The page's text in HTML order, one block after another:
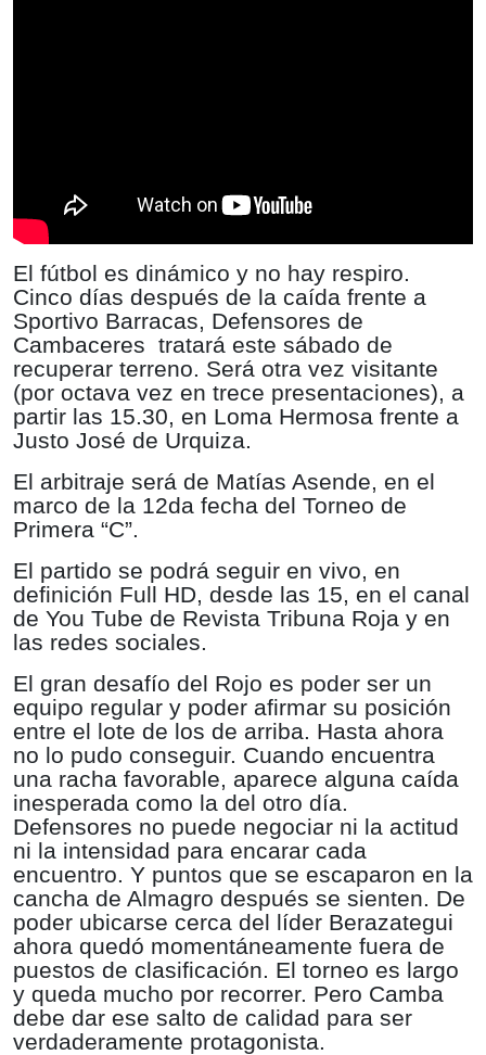
El fútbol es dinámico y no hay respiro.
Cinco días después de la caída frente a
Sportivo Barracas, Defensores de
Cambaceres tratará este sábado de
recuperar terreno. Será otra vez visitante
(por octava vez en trece presentaciones), a
partir las 15.30, en Loma Hermosa frente a
Justo José de Urquiza.
El arbitraje será de Matías Asende, en el
marco de la 12da fecha del Torneo de
Primera “C”.
El partido se podrá seguir en vivo, en
definición Full HD, desde las 15, en el canal
de You Tube de Revista Tribuna Roja y en
las redes sociales.
El gran desafío del Rojo es poder ser un
equipo regular y poder afirmar su posición
entre el lote de los de arriba. Hasta ahora
no lo pudo conseguir. Cuando encuentra
una racha favorable, aparece alguna caída
inesperada como la del otro día.
Defensores no puede negociar ni la actitud
ni la intensidad para encarar cada
encuentro. Y puntos que se escaparon en la
cancha de Almagro después se sienten. De
poder ubicarse cerca del líder Berazategui
ahora quedó momentáneamente fuera de
puestos de clasificación. El torneo es largo
y queda mucho por recorrer. Pero Camba
debe dar ese salto de calidad para ser
verdaderamente protagonista.